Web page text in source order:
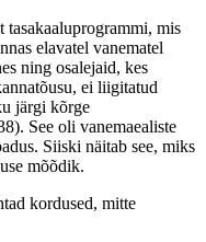
mis
elavatel vanematel
ning osalejaid, kes
ei liigitatud
järgi kõrge
See oli vanemaealiste
Siiski näitab see, miks
mõõdik.
kordused, mitte